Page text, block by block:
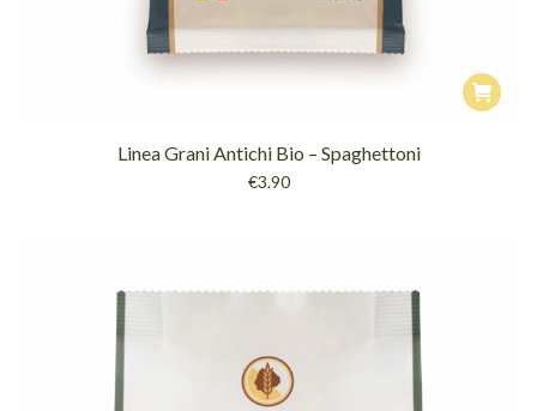
Linea Grani Antichi Bio – Spaghettoni
€3.90